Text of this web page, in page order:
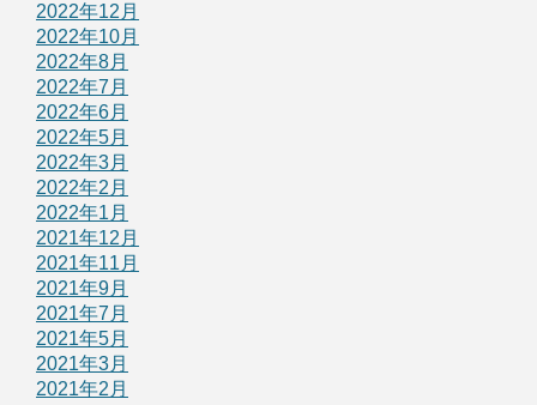
2022年12月
2022年10月
2022年8月
2022年7月
2022年6月
2022年5月
2022年3月
2022年2月
2022年1月
2021年12月
2021年11月
2021年9月
2021年7月
2021年5月
2021年3月
2021年2月